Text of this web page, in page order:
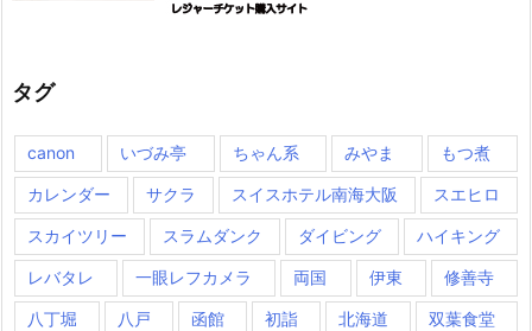
タグ
canon いづみ亭 ちゃん系 みやま もつ煮
カレンダー サクラ スイスホテル南海大阪 スエヒロ
スカイツリー スラムダンク ダイビング ハイキング
レバタレ 一眼レフカメラ 両国 伊東 修善寺
八丁堀 八戸 函館 初詣 北海道 双葉食堂